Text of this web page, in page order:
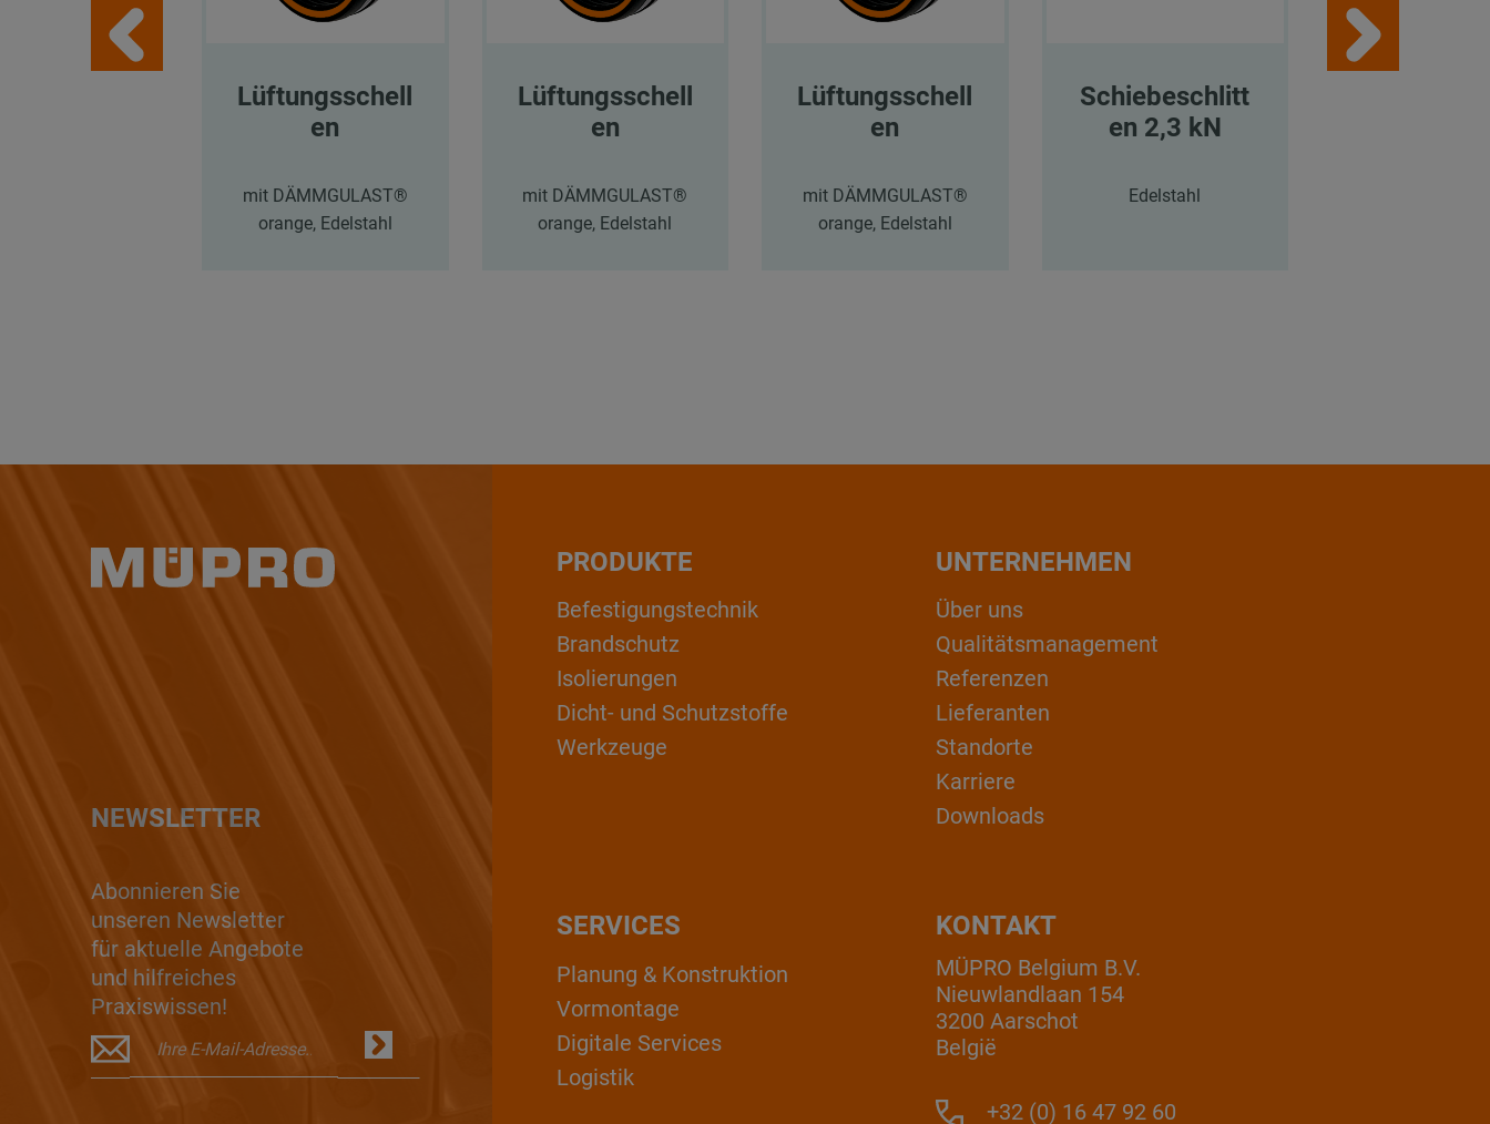
Lüftungsschell
en
mit DÄMMGULAST®
orange, Edelstahl
Lüftungsschell
en
mit DÄMMGULAST®
orange, Edelstahl
Lüftungsschell
en
mit DÄMMGULAST®
orange, Edelstahl
Schiebeschlitt
en 2,3 kN
Edelstahl
NEWSLETTER
Abonnieren Sie
unseren Newsletter
für aktuelle Angebote
und hilfreiches
Praxiswissen!
PRODUKTE
Befestigungstechnik
Brandschutz
Isolierungen
Dicht- und Schutzstoffe
Werkzeuge
UNTERNEHMEN
Über uns
Qualitätsmanagement
Referenzen
Lieferanten
Standorte
Karriere
Downloads
KONTAKT
MÜPRO Belgium B.V.
Nieuwlandlaan 154
3200 Aarschot
België
+32 (0) 16 47 92 60
SERVICES
Planung & Konstruktion
Vormontage
Digitale Services
Logistik